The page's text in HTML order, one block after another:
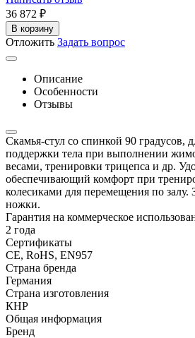
36 872 ₽
В корзину
Отложить Задать вопрос
Описание
Особенности
Отзывы
Скамья-стул со спинкой 90 градусов,
поддержки тела при выполнении
весами, тренировки трицепса и др.
обеспечивающий комфорт при
колесиками для перемещения по
ножки.
Гарантия на коммерческое
2 года
Сертификаты
CE, RoHS, EN957
Страна бренда
Германия
Страна изготовления
КНР
Общая информация
Бренд